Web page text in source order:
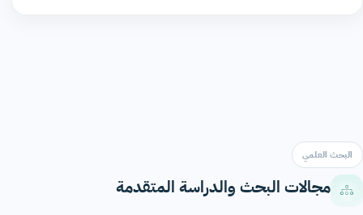
البحث العلمي
مجالات البحث والدراسة المتقدمة